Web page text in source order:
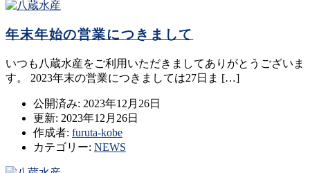
年末年始の営業につきまして
いつも八蔵水産をご利用いただきましてありがとうございま
す。 2023年末の営業につきましては27日ま […]
公開済み: 2023年12月26日
更新: 2023年12月26日
作成者: furuta-kobe
カテゴリー: NEWS